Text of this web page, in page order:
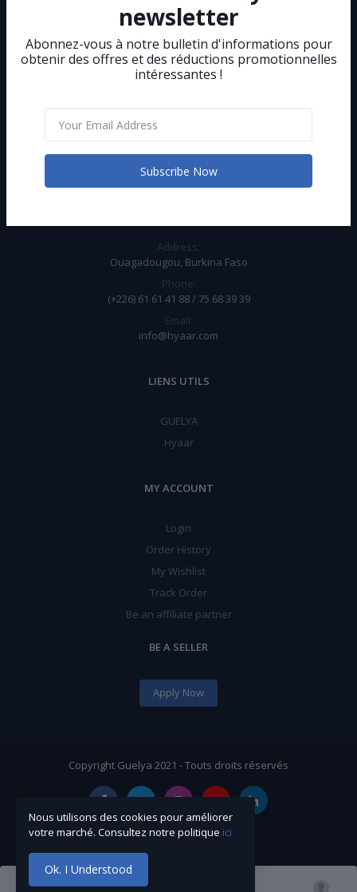
L'hypermarché à portée de main !
Subscribe
Address:
Ouagadougou, Burkina Faso
Phone:
(+226) 61 61 41 88 / 75 68 39 39
Email:
info@hyaar.com
LIENS UTILS
GUELYA
Hyaar
MY ACCOUNT
Login
Order History
My Wishlist
Track Order
Be an affiliate partner
BE A SELLER
Apply Now
Copyright Guelya 2021 - Touts droits réservés
Nous utilisons des cookies pour améliorer
votre marché. Consultez notre politique ici
Ok. I Understood
newsletter
Abonnez-vous à notre bulletin d'informations pour
obtenir des offres et des réductions promotionnelles
intéressantes !
Subscribe Now